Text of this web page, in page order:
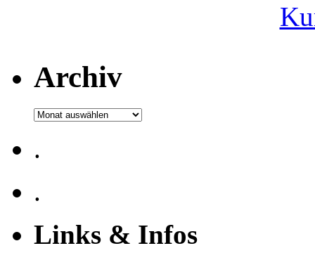
Archiv
Archiv
.
.
Links & Infos